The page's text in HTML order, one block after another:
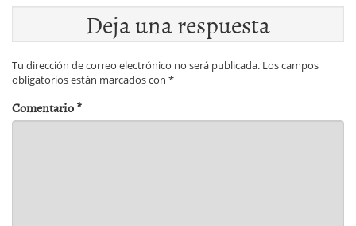
Deja una respuesta
Tu dirección de correo electrónico no será publicada. Los campos
obligatorios están marcados con *
Comentario*